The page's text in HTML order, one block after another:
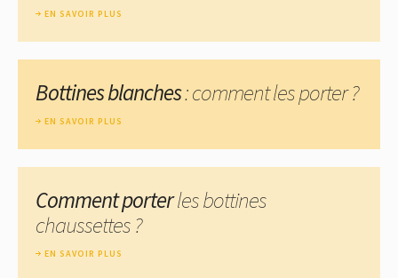
EN SAVOIR PLUS
Bottines blanches: comment les porter ?
EN SAVOIR PLUS
Comment porterles bottines
chaussettes ?
EN SAVOIR PLUS